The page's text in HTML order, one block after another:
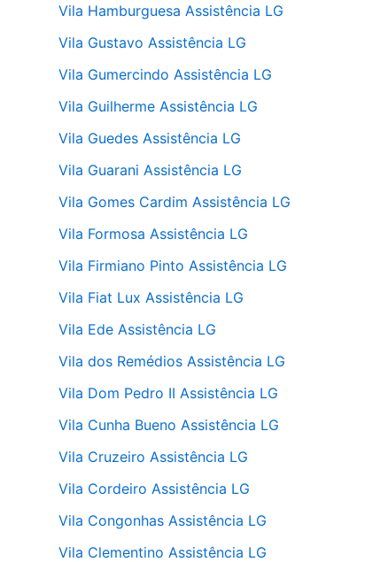
Vila Hamburguesa Assistência LG
Vila Gustavo Assistência LG
Vila Gumercindo Assistência LG
Vila Guilherme Assistência LG
Vila Guedes Assistência LG
Vila Guarani Assistência LG
Vila Gomes Cardim Assistência LG
Vila Formosa Assistência LG
Vila Firmiano Pinto Assistência LG
Vila Fiat Lux Assistência LG
Vila Ede Assistência LG
Vila dos Remédios Assistência LG
Vila Dom Pedro II Assistência LG
Vila Cunha Bueno Assistência LG
Vila Cruzeiro Assistência LG
Vila Cordeiro Assistência LG
Vila Congonhas Assistência LG
Vila Clementino Assistência LG